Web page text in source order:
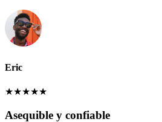
Eric
★★★★★
Asequible y confiable